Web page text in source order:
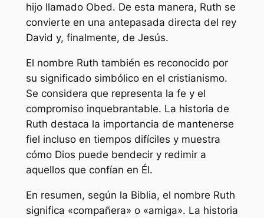
hijo llamado Obed. De esta manera, Ruth se
convierte en una antepasada directa del rey
David y, finalmente, de Jesús.
El nombre Ruth también es reconocido por
su significado simbólico en el cristianismo.
Se considera que representa la fe y el
compromiso inquebrantable. La historia de
Ruth destaca la importancia de mantenerse
fiel incluso en tiempos difíciles y muestra
cómo Dios puede bendecir y redimir a
aquellos que confían en Él.
En resumen, según la Biblia, el nombre Ruth
significa «compañera» o «amiga». La historia